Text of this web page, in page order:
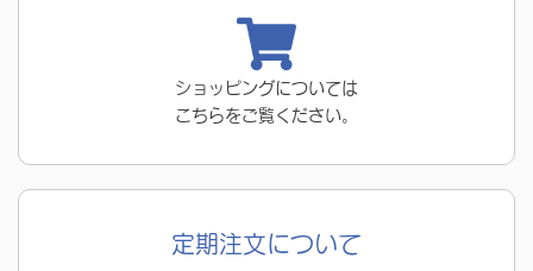
ショッピングについては
こちらをご覧ください。
定期注文について